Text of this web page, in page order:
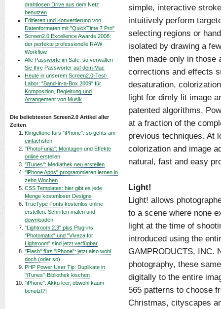
drahtlosen Drive aus dem Netz
benutzen
Editieren und Konvertierung von
Datenformaten mit "QuickTime 7 Pro"
Screen2.0 Excellence Awards 2008:
der perfekte professionelle RAW
Workflow
Alle Passworte im Safe: so verwalten
Sie Ihre Passwörter auf dem Mac
Heute in unserem Screen2.0-Test-
Labor: "Band-in-a-Box 2009" für
Komposition, Begleitung und
Arrangement von Musik
Die beliebtesten Screen2.0 Artikel aller
Zeiten
Klingeltöne fürs "iPhone": so gehts am
einfachsten
"PhotoFunia": Montagen und Effekte
online erstellen
"iTunes": Mediathek neu erstellen
"iPhone Apps" programmieren lernen in
zehn Wochen
CSS Templates: hier gibt es jede
Menge kostenloser Designs
TrueType Fonts kostenlos online
erstellen: Schriften malen und
downloaden
"Lightroom 2.3" plus Plug-ins
"Photomatix" und "Viveza for
Lightroom" sind jetzt verfügbar
"Flash" fürs "iPhone": jetzt also wohl
doch (oder so)
PHP Power User Tip: Duplikate in
"iTunes"-Bibliothek löschen
"iPhone": Akku leer, obwohl kaum
benutzt?!
simple, interactive
intuitively perform
selecting regions or
isolated by drawing a
then made only in those
corrections and effects
desaturation,
light for dimly lit image
patented algorithms,
at a fraction of the
previous techniques. At
colorization and image
natural, fast and easy
Light!
Light! allows
to a scene where none
light at the time of
introduced using the
GAMPRODUCTS, INC.
photography, these
digitally to the entire
565 patterns to choose
Christmas, cityscapes